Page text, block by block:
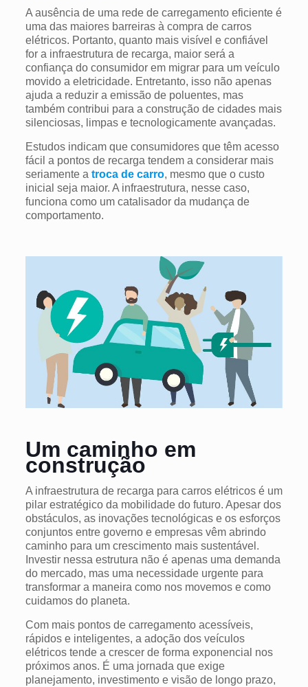
A ausência de uma rede de carregamento eficiente é
uma das maiores barreiras à compra de carros
elétricos. Portanto, quanto mais visível e confiável
for a infraestrutura de recarga, maior será a
confiança do consumidor em migrar para um veículo
movido a eletricidade. Entretanto, isso não apenas
ajuda a reduzir a emissão de poluentes, mas
também contribui para a construção de cidades mais
silenciosas, limpas e tecnologicamente avançadas.
Estudos indicam que consumidores que têm acesso
fácil a pontos de recarga tendem a considerar mais
seriamente a troca de carro, mesmo que o custo
inicial seja maior. A infraestrutura, nesse caso,
funciona como um catalisador da mudança de
comportamento.
Um caminho em
construção
A infraestrutura de recarga para carros elétricos é um
pilar estratégico da mobilidade do futuro. Apesar dos
obstáculos, as inovações tecnológicas e os esforços
conjuntos entre governo e empresas vêm abrindo
caminho para um crescimento mais sustentável.
Investir nessa estrutura não é apenas uma demanda
do mercado, mas uma necessidade urgente para
transformar a maneira como nos movemos e como
cuidamos do planeta.
Com mais pontos de carregamento acessíveis,
rápidos e inteligentes, a adoção dos veículos
elétricos tende a crescer de forma exponencial nos
próximos anos. É uma jornada que exige
planejamento, investimento e visão de longo prazo,